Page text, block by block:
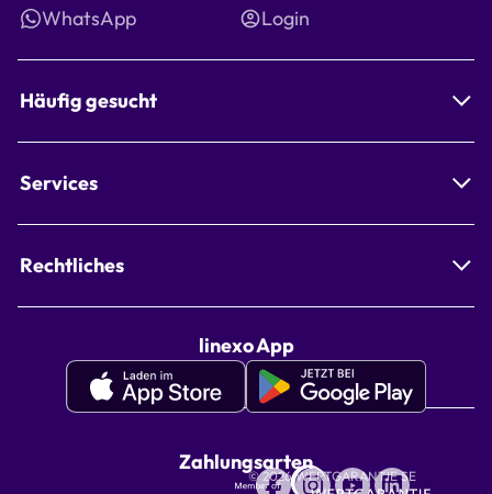
WhatsApp
Login
Häufig gesucht
Services
Rechtliches
linexo App
Apple
Google
linexo
App
Zahlungsarten
Wertgarantie
© 2026 WERTGARANTIE SE